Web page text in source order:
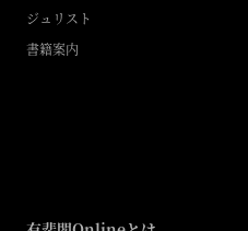
ジュリスト
書籍案内